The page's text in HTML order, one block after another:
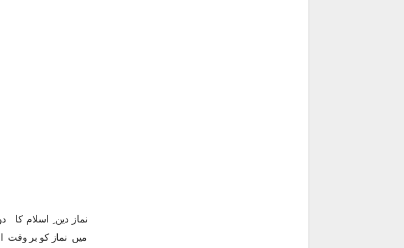
نماز دین ِ اسلام
میں نماز کو بر وقت